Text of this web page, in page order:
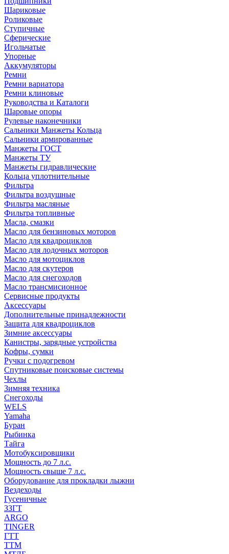
Шариковые
Роликовые
Ступичные
Сферические
Игольчатые
Упорные
Аккумуляторы
Ремни
Ремни вариатора
Ремни клиновые
Руководства и Каталоги
Шаровые опоры
Рулевые наконечники
Сальники Манжеты Кольца
Сальники армированные
Манжеты ГОСТ
Манжеты ТУ
Манжеты гидравлические
Кольца уплотнительные
Фильтра
Фильтра воздушные
Фильтра масляные
Фильтра топливные
Масла, смазки
Масло для бензиновых моторов
Масло для квадроциклов
Масло для лодочных моторов
Масло для мотоциклов
Масло для скутеров
Масло для снегоходов
Масло трансмисионное
Сервисные продукты
Аксессуары
Дополнительные принадлежности
Защита для квадроциклов
Зимние аксессуары
Канистры, зарядные устройства
Кофры, сумки
Ручки с подогревом
Спутниковые поисковые системы
Чехлы
Зимняя техника
Снегоходы
WELS
Yamaha
Буран
Рыбинка
Тайга
Мотобуксировщики
Мощность до 7 л.с.
Мощность свыше 7 л.с.
Оборудование для прокладки лыжни
Вездеходы
Гусеничные
ЗЗГТ
ARGO
TINGER
ГТТ
ТТМ